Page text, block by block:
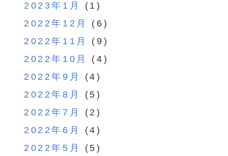
2023年1月
(1)
2022年12月
(6)
2022年11月
(9)
2022年10月
(4)
2022年9月
(4)
2022年8月
(5)
2022年7月
(2)
2022年6月
(4)
2022年5月
(5)